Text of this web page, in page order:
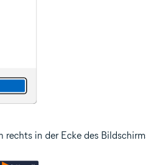
in der Ecke des